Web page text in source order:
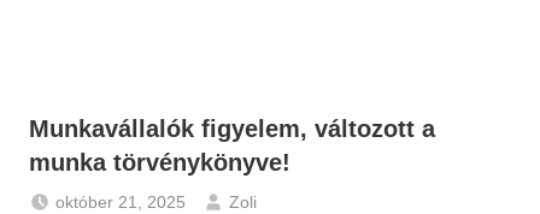
Munkavállalók figyelem, változott a
munka törvénykönyve!
október 21, 2025
Zoli